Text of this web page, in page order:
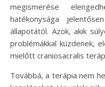
megismerése
hatékonysága
állapotától. Azok, akik
problémákkal küzdenek,
mielőtt craniosacralis
Továbbá, a terápia nem